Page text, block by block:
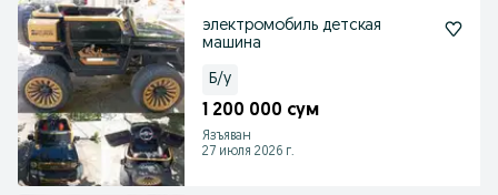
электромобиль детская
машина
Б/у
1 200 000 сум
Язъяван
27 июля 2026 г.